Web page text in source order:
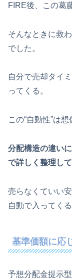
FIRE後、この葛
そんなときに救
でした。
自分で売却タイ
ってくる。
この“自動性”は想
分配構造の違いに
で詳しく整理して
売らなくていい安
自動で入ってく
基準価額に応
予想分配金提示